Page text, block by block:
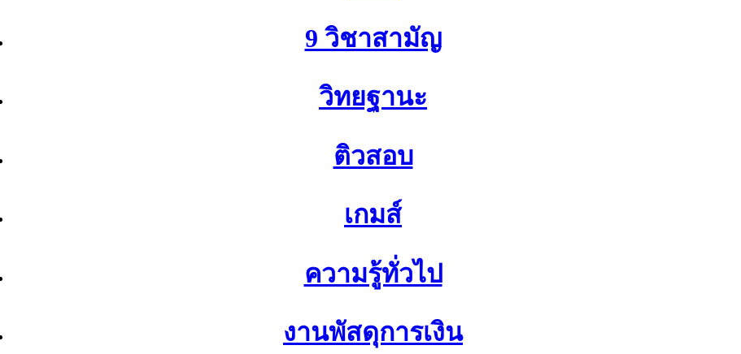
9 วิชาสามัญ
วิทยฐานะ
ติวสอบ
เกมส์
ความรู้ทั่วไป
งานพัสดุการเงิน